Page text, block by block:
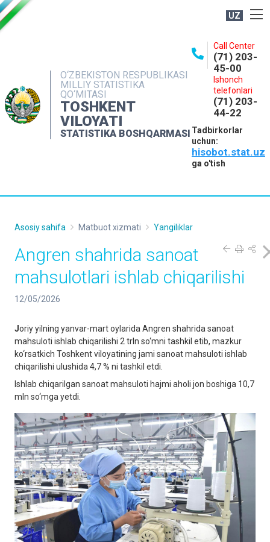
UZ
O‘ZBEKISTON RESPUBLIKASI
MILLIY STATISTIKA
QO‘MITASI
TOSHKENT
VILOYATI
STATISTIKA BOSHQARMASI
Call Center
(71) 203-
45-00
Ishonch
telefonlari
(71) 203-
44-22
Tadbirkorlar
uchun:
hisobot.stat.uz
ga o'tish
NASHRLAR
INTERAKTIV XIZMATLAR
MATBUOT XIZMATI
Asosiy sahifa Matbuot xizmati Yangiliklar
Angren shahrida sanoat
mahsulotlari ishlab chiqarilishi
12/05/2026
Joriy yilning yanvar-mart oylarida Angren shahrida sanoat
mahsuloti ishlab chiqarilishi 2 trln so‘mni tashkil etib, mazkur
ko‘rsatkich Toshkent viloyatining jami sanoat mahsuloti ishlab
chiqarilishi ulushida 4,7 % ni tashkil etdi.
Ishlab chiqarilgan sanoat mahsuloti hajmi aholi jon boshiga 10,7
mln so‘mga yetdi.